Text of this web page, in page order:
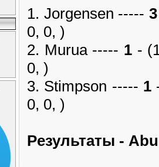
1. Jorgensen ----- 3
0, 0, )
2. Murua ----- 1 -
0, )
3. Stimpson ----- 1
0, 0, )
Pезультаты -